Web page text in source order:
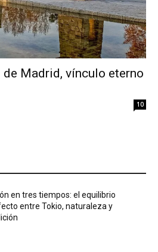
My
Madrid, vínculo eterno
10
en tres tiempos: el equilibrio
entre Tokio, naturaleza y